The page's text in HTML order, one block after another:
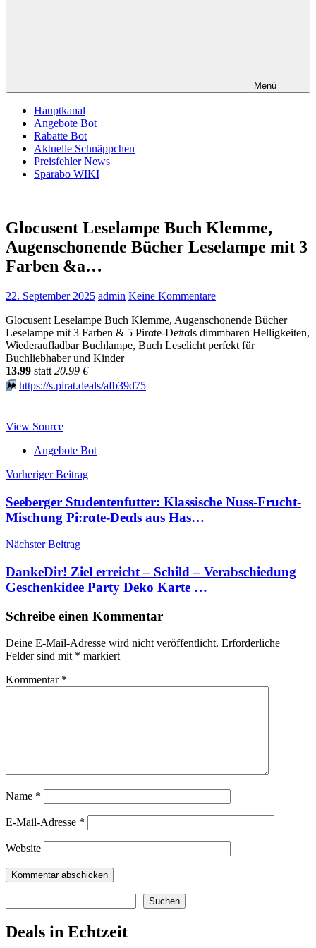
Menü
Hauptkanal
Angebote Bot
Rabatte Bot
Aktuelle Schnäppchen
Preisfehler News
Sparabo WIKI
Glocusent Leselampe Buch Klemme,
Augenschonende Bücher Leselampe mit 3
Farben &a…
22. September 2025 admin Keine Kommentare
Glocusent Leselampe Buch Klemme, Augenschonende Bücher
Leselampe mit 3 Farben & 5 Pirαtе-Dе#αls dimmbaren Helligkeiten,
Wiederaufladbar Buchlampe, Buch Leselicht perfekt für
Buchliebhaber und Kinder
13.99 statt 20.99 €
⏩️ https://s.pirat.deals/afb39d75
View Source
Angebote Bot
Beitragsnavigation
Vorheriger Beitrag
Seeberger Studentenfutter: Klassische Nuss-Frucht-
Mischung Pi:rαtе-Dеαls aus Has…
Nächster Beitrag
DankeDir! Ziel erreicht – Schild – Verabschiedung
Geschenkidee Party Deko Karte …
Schreibe einen Kommentar
Deine E-Mail-Adresse wird nicht veröffentlicht. Erforderliche
Felder sind mit * markiert
Kommentar *
Name *
E-Mail-Adresse *
Website
Suchen
Deals in Echtzeit